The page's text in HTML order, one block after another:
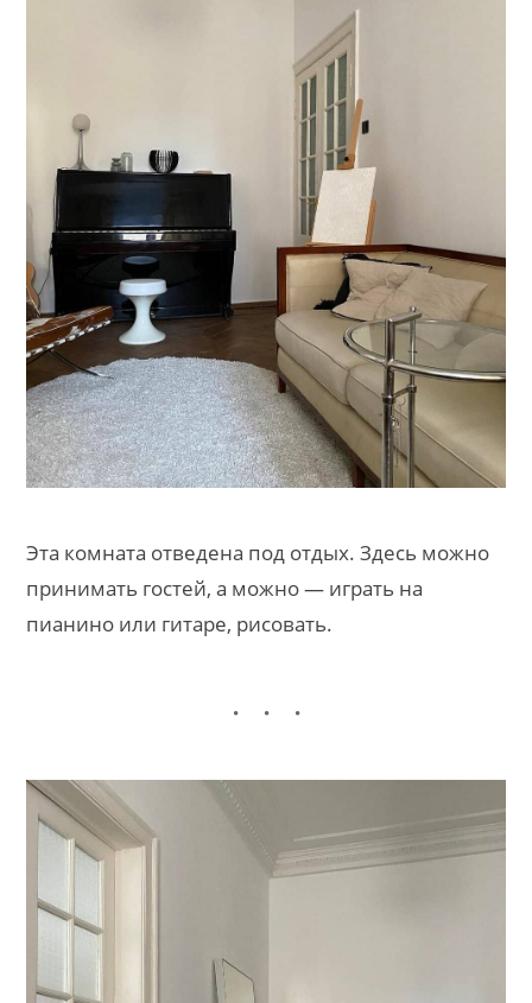
Эта комната отведена под отдых. Здесь можно
принимать гостей, а можно — играть на
пианино или гитаре, рисовать.